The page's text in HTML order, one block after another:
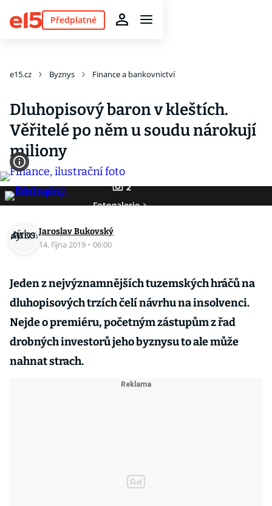
Předplatné
e15.cz Byznys Finance a bankovnictví
Dluhopisový baron v kleštích.
Věřitelé po něm u soudu nárokují
miliony
2
Fotogalerie
Jaroslav Bukovský
14. října 2019 · 06:00
Jeden z nejvýznamnějších tuzemských hráčů na
dluhopisových trzích čelí návrhu na insolvenci.
Nejde o premiéru, početným zástupům z řad
drobných investorů jeho byznysu to ale může
nahnat strach.